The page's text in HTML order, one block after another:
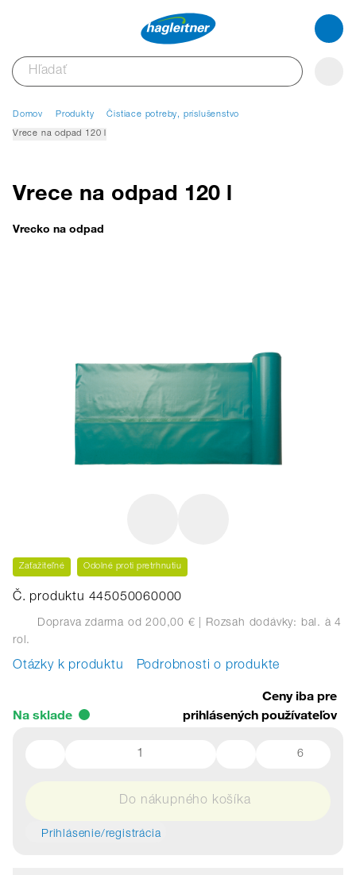
Domov Produkty Čistiace potreby, príslušenstvo
Vrece na odpad 120 l
Vrece na odpad 120 l
Vrecko na odpad
Zaťažiteľné Odolné proti pretrhnutiu
Č. produktu 445050060000
Doprava zdarma od 200,00 € | Rozsah dodávky: bal. à 4
rol.
Otázky k produktu Podrobnosti o produkte
Na sklade
Ceny iba pre
prihlásených používateľov
6
Do nákupného košíka
Prihlásenie/registrácia